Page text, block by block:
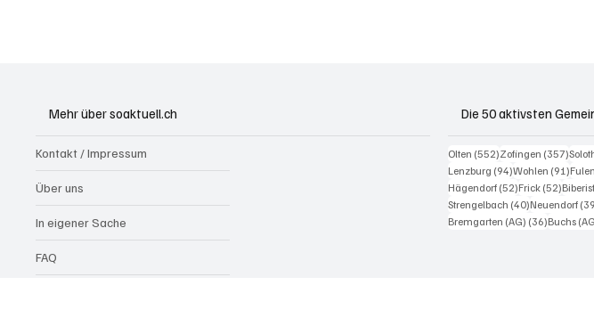
Mehr über soaktuell.ch
Kontakt / Impressum
Über uns
In eigener Sache
FAQ
Die 50 aktivsten
Olten (552)552 Beiträge
Zofingen (357)357
Lenzburg (94)94 Beiträge
Wohlen (91)91
Hägendorf (52)52 Beiträge
Frick (52)52
Biberist
Strengelbach (40)40 Beiträge
Neuendorf
Bremgarten (AG) (36)36
Buchs